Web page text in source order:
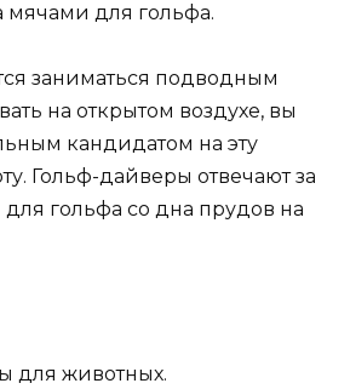
для гольфа.
заниматься подводным
на открытом воздухе, вы
кандидатом на эту
Гольф-дайверы отвечают за
гольфа со дна прудов на
для животных.